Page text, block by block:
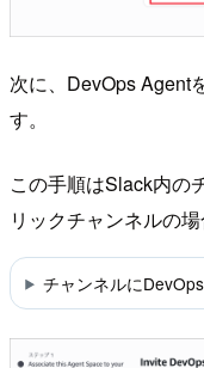
次に、DevOps Agent
す。
この手順はSlack内の
リックチャンネルの
チャンネルに